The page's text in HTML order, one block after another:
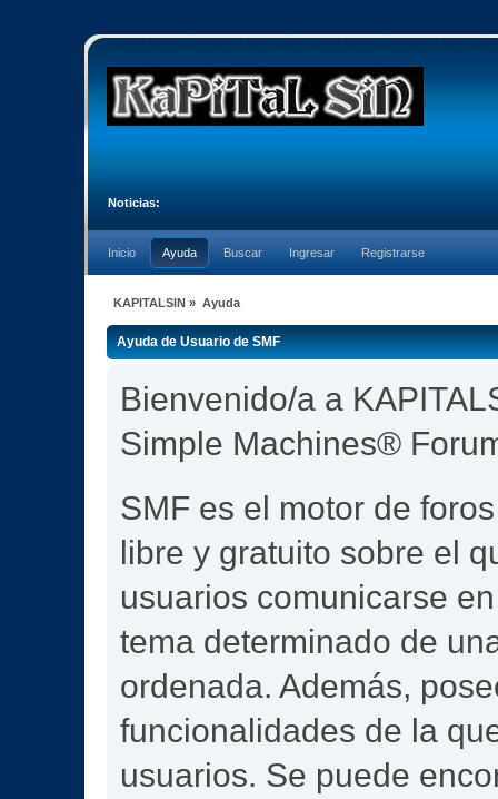
Noticias:
Inicio Ayuda Buscar Ingresar Registrarse
KAPITALSIN » Ayuda
Ayuda de Usuario de SMF
Bienvenido/a a
Simple Machines®
SMF es el motor de
libre y gratuito sobre el
usuarios comunicarse
tema determinado de
ordenada. Además,
funcionalidades de la
usuarios. Se puede